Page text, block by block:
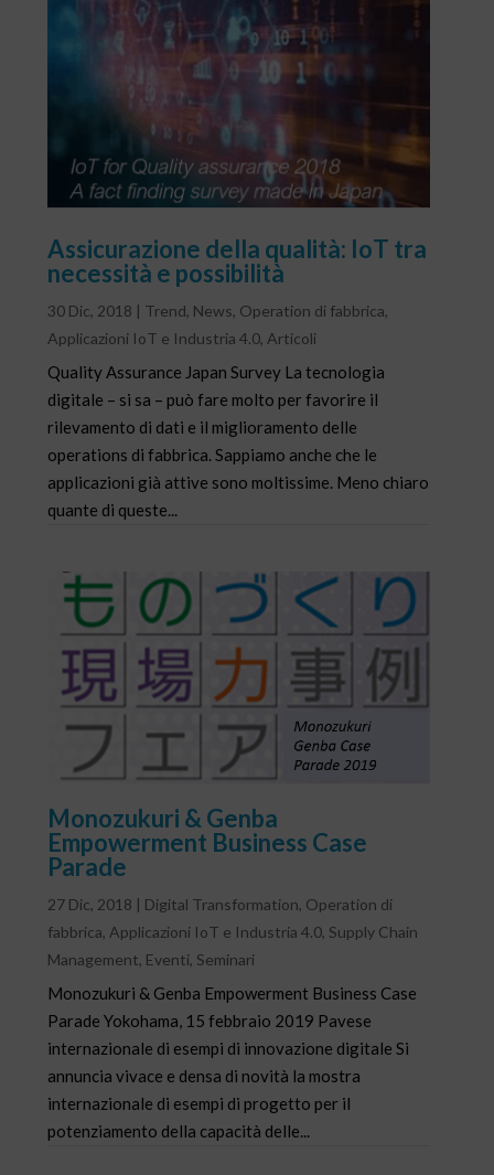
Assicurazione della qualità: IoT tra
necessità e possibilità
30 Dic, 2018 | Trend, News, Operation di fabbrica,
Applicazioni IoT e Industria 4.0, Articoli
Quality Assurance Japan Survey La tecnologia
digitale – si sa – può fare molto per favorire il
rilevamento di dati e il miglioramento delle
operations di fabbrica. Sappiamo anche che le
applicazioni già attive sono moltissime. Meno chiaro
quante di queste...
Monozukuri & Genba
Empowerment Business Case
Parade
27 Dic, 2018 | Digital Transformation, Operation di
fabbrica, Applicazioni IoT e Industria 4.0, Supply Chain
Management, Eventi, Seminari
Monozukuri & Genba Empowerment Business Case
Parade Yokohama, 15 febbraio 2019 Pavese
internazionale di esempi di innovazione digitale Si
annuncia vivace e densa di novità la mostra
internazionale di esempi di progetto per il
potenziamento della capacità delle...